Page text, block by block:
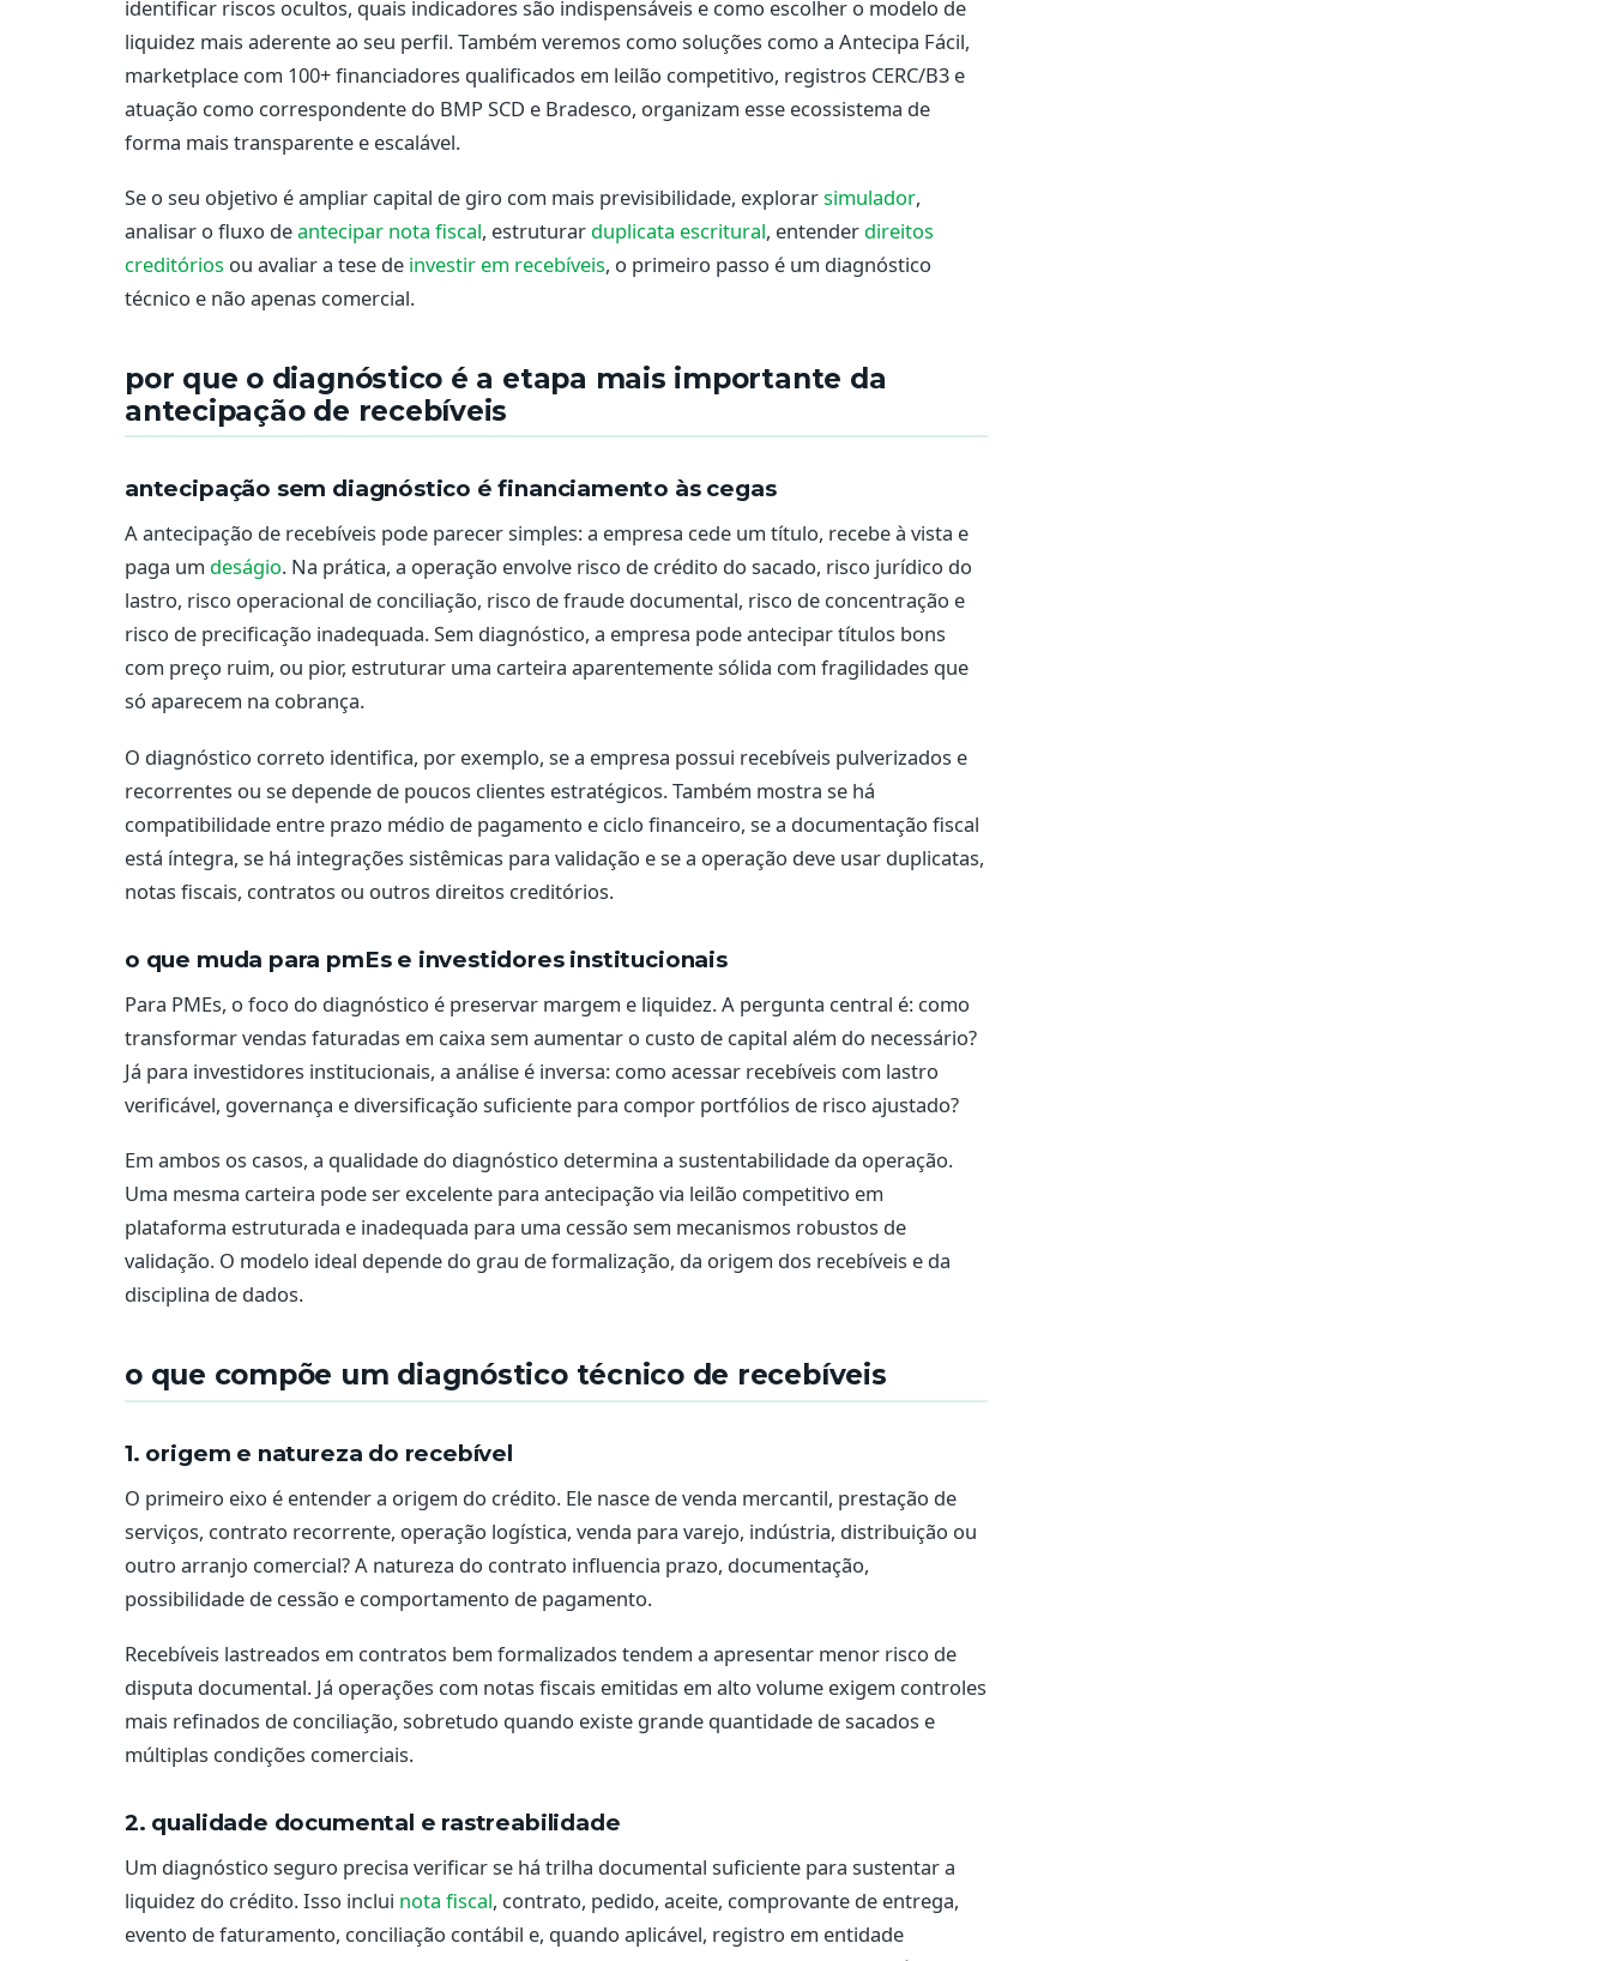
identificar riscos ocultos, quais indicadores são indispensáveis e como escolher o modelo de
liquidez mais aderente ao seu perfil. Também veremos como soluções como a Antecipa Fácil,
marketplace com 100+ financiadores qualificados em leilão competitivo, registros CERC/B3 e
atuação como correspondente do BMP SCD e Bradesco, organizam esse ecossistema de
forma mais transparente e escalável.
Se o seu objetivo é ampliar capital de giro com mais previsibilidade, explorarsimulador,
analisar o fluxo deantecipar nota fiscal, estruturar duplicata escritural, entender direitos
creditórios ou avaliar a tese de investir em recebíveis, o primeiro passo é um diagnóstico
técnico e não apenas comercial.
por que o diagnóstico é a etapa mais importante da
antecipação de recebíveis
antecipação sem diagnóstico é financiamento às cegas
A antecipação de recebíveis pode parecer simples: a empresa cede um título, recebe à vista e
paga um deságio. Na prática, a operação envolve risco de crédito do sacado, risco jurídico do
lastro, risco operacional de conciliação, risco de fraude documental, risco de concentração e
risco de precificação inadequada. Sem diagnóstico, a empresa pode antecipar títulos bons
com preço ruim, ou pior, estruturar uma carteira aparentemente sólida com fragilidades que
só aparecem na cobrança.
O diagnóstico correto identifica, por exemplo, se a empresa possui recebíveis pulverizados e
recorrentes ou se depende de poucos clientes estratégicos. Também mostra se há
compatibilidade entre prazo médio de pagamento e ciclo financeiro, se a documentação fiscal
está íntegra, se há integrações sistêmicas para validação e se a operação deve usar duplicatas,
notas fiscais, contratos ou outros direitos creditórios.
o que muda para pmEs e investidores institucionais
Para PMEs, o foco do diagnóstico é preservar margem e liquidez. A pergunta central é: como
transformar vendas faturadas em caixa sem aumentar o custo de capital além do necessário?
Já para investidores institucionais, a análise é inversa: como acessar recebíveis com lastro
verificável, governança e diversificação suficiente para compor portfólios de risco ajustado?
Em ambos os casos, a qualidade do diagnóstico determina a sustentabilidade da operação.
Uma mesma carteira pode ser excelente para antecipação via leilão competitivo em
plataforma estruturada e inadequada para uma cessão sem mecanismos robustos de
validação. O modelo ideal depende do grau de formalização, da origem dos recebíveis e da
disciplina de dados.
o que compõe um diagnóstico técnico de recebíveis
1. origem e natureza do recebível
O primeiro eixo é entender a origem do crédito. Ele nasce de venda mercantil, prestação de
serviços, contrato recorrente, operação logística, venda para varejo, indústria, distribuição ou
outro arranjo comercial? A natureza do contrato influencia prazo, documentação,
possibilidade de cessão e comportamento de pagamento.
Recebíveis lastreados em contratos bem formalizados tendem a apresentar menor risco de
disputa documental. Já operações com notas fiscais emitidas em alto volume exigem controles
mais refinados de conciliação, sobretudo quando existe grande quantidade de sacados e
múltiplas condições comerciais.
2. qualidade documental e rastreabilidade
Um diagnóstico seguro precisa verificar se há trilha documental suficiente para sustentar a
liquidez do crédito. Isso inclui nota fiscal, contrato, pedido, aceite, comprovante de entrega,
evento de faturamento, conciliação contábil e, quando aplicável, registro em entidade